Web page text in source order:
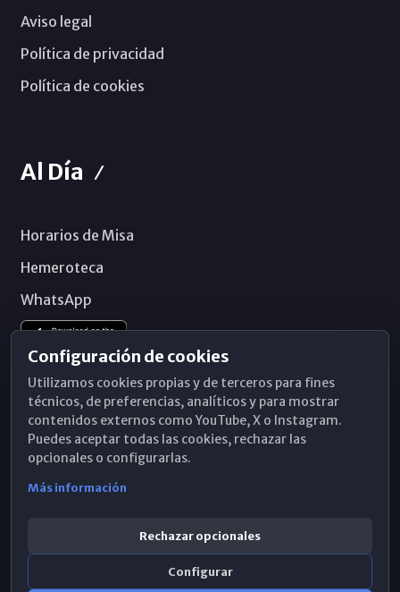
Aviso legal
Política de privacidad
Política de cookies
Al Día
Horarios de Misa
Hemeroteca
WhatsApp
Configuración de cookies
Utilizamos cookies propias y de terceros para fines
técnicos, de preferencias, analíticos y para mostrar
contenidos externos como YouTube, X o Instagram.
Puedes aceptar todas las cookies, rechazar las
opcionales o configurarlas.
Más información
Rechazar opcionales
Configurar